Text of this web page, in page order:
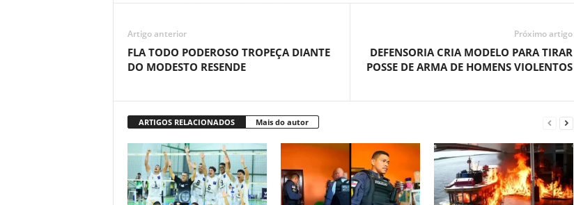
Artigo anterior
FLA TODO PODEROSO TROPEÇA DIANTE
DO MODESTO RESENDE
Próximo artigo
DEFENSORIA CRIA MODELO PARA TIRAR
POSSE DE ARMA DE HOMENS VIOLENTOS
ARTIGOS RELACIONADOS Mais do autor